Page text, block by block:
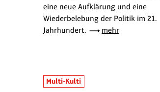
eine neue Aufklärung und eine
Wiederbelebung der Politik im 21.
Jahrhundert.
mehr
Multi-Kulti